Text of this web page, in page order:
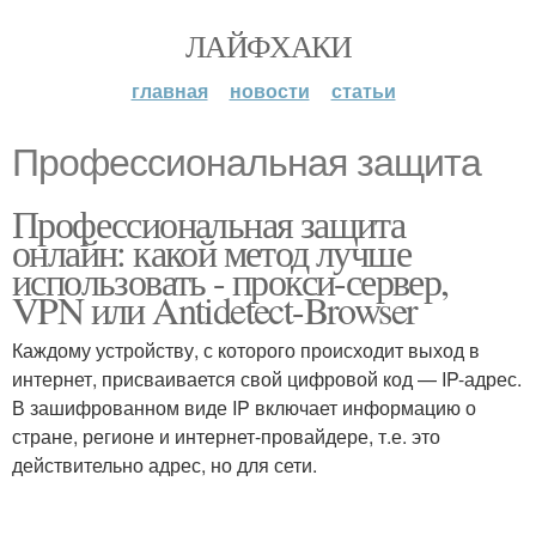
ЛАЙФХАКИ
главная новости статьи
Профессиональная защита
Профессиональная защита
онлайн: какой метод лучше
использовать - прокси-сервер,
VPN или Antidetect-Browser
Каждому устройству, с которого происходит выход в
интернет, присваивается свой цифровой код — IP-адрес.
В зашифрованном виде IP включает информацию о
стране, регионе и интернет-провайдере, т.е. это
действительно адрес, но для сети.